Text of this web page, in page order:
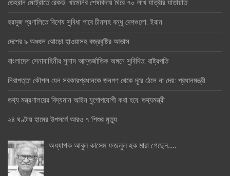
তেহরান মেট্রোতে রেকর্ড: খামেনির শেষবিদায় ঘিরে ৭০ লাখ যাত্রীর যাতায়াত
হরমুজ প্রণালিতে বিশেষ সুবিধা পাবে চীনসহ বন্ধু দেশগুলো: ইরান
দেশের ৯ অঞ্চলে ঝোড়ো হাওয়াসহ বজ্রবৃষ্টির আভাস
বাংলাদেশ সেনাবাহিনীর সুনাম আন্তর্জাতিক অঙ্গনে সুবিদিত: রাষ্ট্রপতি
নিরাপত্তা কৌশল যেন সরকারপ্রধানকে জনগণ থেকে দূরে ঠেলে না দেয়: প্রধানমন্ত্রী
তথ্য মন্ত্রণালয়ের বিদ্যমান আইন যুগোপযোগী করা হবে: তথ্যমন্ত্রী
২৪ ঘণ্টায় হামের উপসর্গে আরও ৭ শিশুর মৃত্যু
অধ্যাপক আবুল কাসেম ফজলুল হক মারা গেছেন….